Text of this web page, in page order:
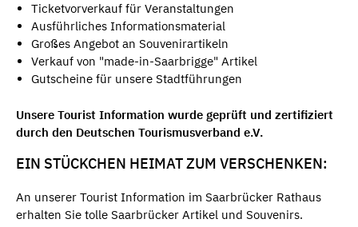
Ticketvorverkauf für Veranstaltungen
Ausführliches Informationsmaterial
Großes Angebot an Souvenirartikeln
Verkauf von "made-in-Saarbrigge" Artikel
Gutscheine für unsere Stadtführungen
Unsere Tourist Information wurde geprüft und zertifiziert
durch den Deutschen Tourismusverband e.V.
EIN STÜCKCHEN HEIMAT ZUM VERSCHENKEN:
An unserer Tourist Information im Saarbrücker Rathaus
erhalten Sie tolle Saarbrücker Artikel und Souvenirs.